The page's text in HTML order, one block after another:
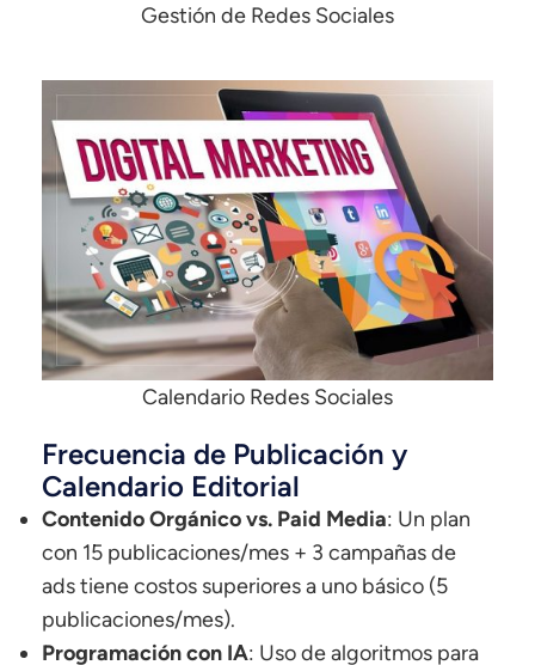
Gestión de Redes Sociales
Calendario Redes Sociales
Frecuencia de Publicación y
Calendario Editorial
Contenido Orgánico vs. Paid Media: Un plan
con 15 publicaciones/mes + 3 campañas de
ads tiene costos superiores a uno básico (5
publicaciones/mes).
Programación con IA: Uso de algoritmos para